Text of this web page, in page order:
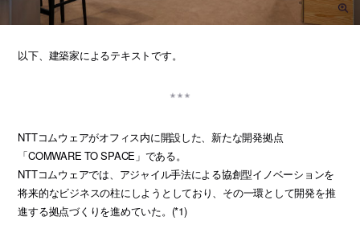
以下、建築家によるテキストです。
NTTコムウェアがオフィス内に開設した、新たな開発拠点
「COMWARE TO SPACE」である。
NTTコムウェアでは、アジャイル手法による協創型イノベーションを
将来的なビジネスの柱にしようとしており、その一環として開発を推
進する拠点づくりを進めていた。(*1)